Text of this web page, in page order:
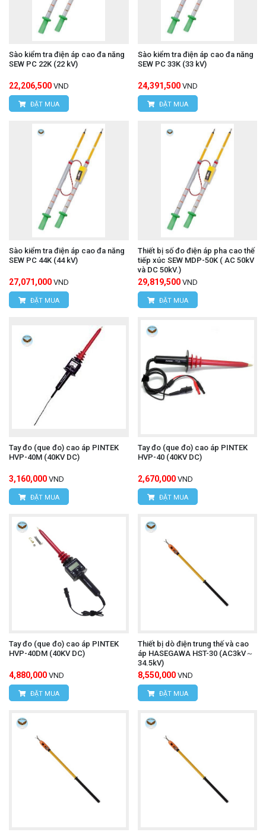
Sào kiểm tra điện áp cao đa năng
SEW PC 22K (22 kV)
22,206,500 VND
ĐẶT MUA
Sào kiểm tra điện áp cao đa năng
SEW PC 33K (33 kV)
24,391,500 VND
ĐẶT MUA
Sào kiểm tra điện áp cao đa năng
SEW PC 44K (44 kV)
27,071,000 VND
ĐẶT MUA
Thiết bị số đo điện áp pha cao thế
tiếp xúc SEW MDP-50K ( AC 50kV
và DC 50kV.)
29,819,500 VND
ĐẶT MUA
Tay đo (que đo) cao áp PINTEK
HVP-40M (40KV DC)
3,160,000 VND
ĐẶT MUA
Tay đo (que đo) cao áp PINTEK
HVP-40 (40KV DC)
2,670,000 VND
ĐẶT MUA
Tay đo (que đo) cao áp PINTEK
HVP-40DM (40KV DC)
4,880,000 VND
ĐẶT MUA
Thiết bị dò điện trung thế và cao
áp HASEGAWA HST-30 (AC3kV～
34.5kV)
8,550,000 VND
ĐẶT MUA